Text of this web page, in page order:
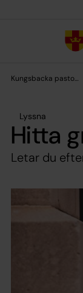
Kungsbacka pastorat
Lyssna
Hitta
Letar du